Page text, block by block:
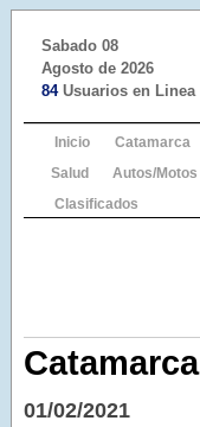
Sabado 08
Agosto de 2026
84Usuarios en Linea
Inicio Catamarca
Salud
Autos/Motos
Clasificados
Catamarca
01/02/2021